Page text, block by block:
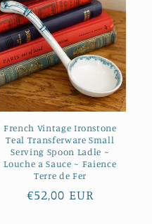
French Vintage Ironstone
Teal Transferware Small
Serving Spoon Ladle ~
Louche a Sauce ~ Faience
Terre de Fer
Prix
€52,00 EUR